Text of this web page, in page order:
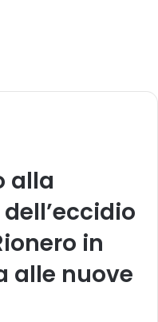
alla
in
alle nuove